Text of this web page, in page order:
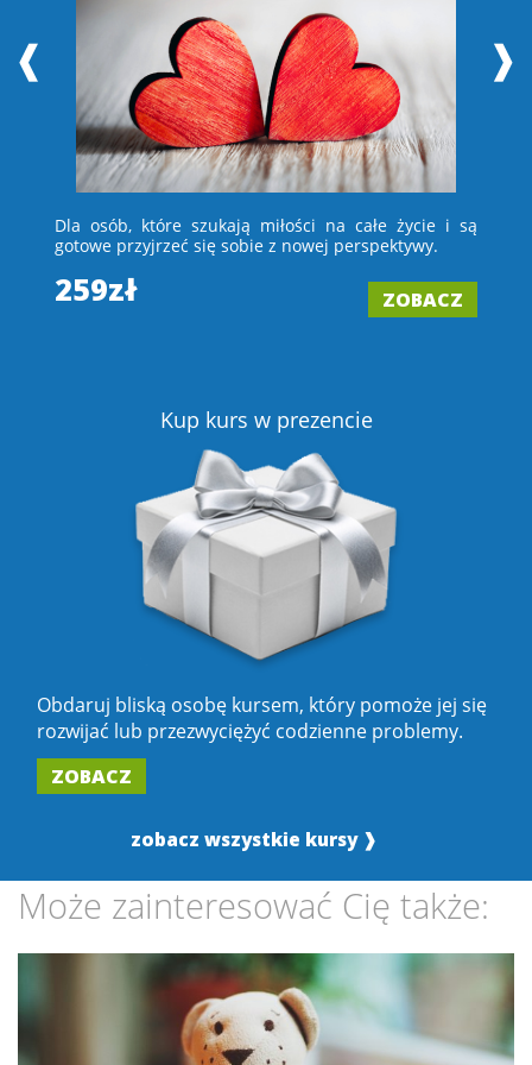
Dla osób, które szukają miłości na całe życie i są
gotowe przyjrzeć się sobie z nowej perspektywy.
259zł ZOBACZ
❰ ❱
Kup kurs w prezencie
Obdaruj bliską osobę kursem, który pomoże jej się
rozwijać lub przezwyciężyć codzienne problemy.
ZOBACZ
zobacz wszystkie kursy ❱
Może zainteresować Cię także: